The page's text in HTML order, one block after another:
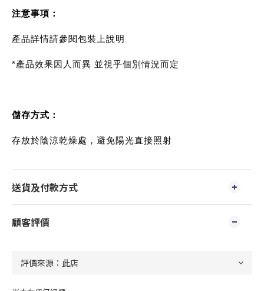
注意事項：
產品詳情請參閱包裝上說明
*產品效果因人而異 並視乎個別情況而定
儲存方式：
存放於陰涼乾燥處，避免陽光直接照射
送貨及付款方式
顧客評價